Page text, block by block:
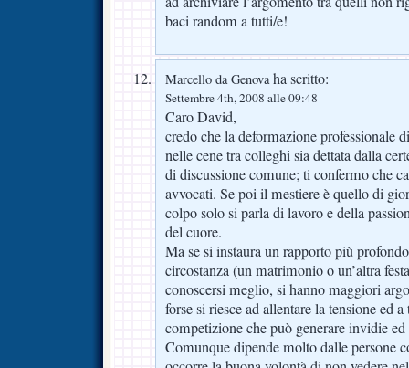
baci random a tutti/e!
Marcello da Genovaha scritto:
Settembre 4th, 2008 alle 09:48
Caro David,
credo che la deformazione professionale
nelle cene tra colleghi sia dettata dalla
di discussione comune; ti confermo che
avvocati. Se poi il mestiere è quello di
colpo solo si parla di lavoro e della
del cuore.
Ma se si instaura un rapporto più
circostanza (un matrimonio o un’altra
conoscersi meglio, si hanno maggiori
forse si riesce ad allentare la tensione ed
competizione che può generare invidie
Comunque dipende molto dalle persone